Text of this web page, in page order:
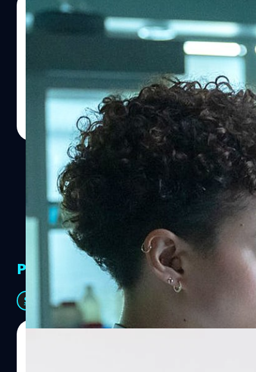
21/06/2024
ปรีดี ฤกษ์วลีกุล | 777 days ago
ภาพแรก ‘The Killer’ เวอร์ชันรีเมกของ John
IGN ได้เปิดเผยภาพชุดแรกของ 'The Killer' ของ จอห์น วู (John
ตนเมื่อปี 1989 มารีเมก
PR Partners
See All